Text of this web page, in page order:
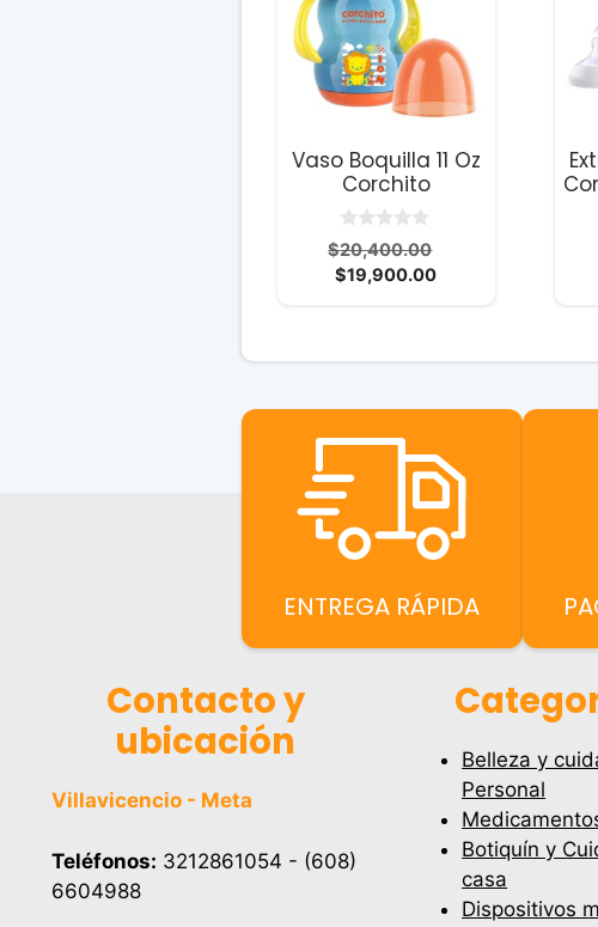
Vaso Boquilla 11 Oz
Corchito
0
d
e
$20,400.00
$19,900.00El
ENTREGA RÁPIDA
Contacto y
ubicación
Villavicencio - Meta
Teléfonos: 3212861054 - (608)
6604988
Belleza y
Personal
Botiquín y
casa
Dispositivos